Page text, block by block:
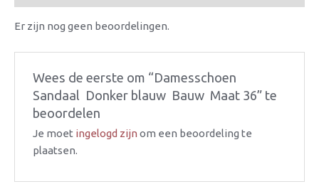
Er zijn nog geen beoordelingen.
Wees de eerste om “Damesschoen 
Sandaal  Donker blauw  Bauw  Maat 36” te
beoordelen
Je moet ingelogd zijn om een beoordeling te
plaatsen.